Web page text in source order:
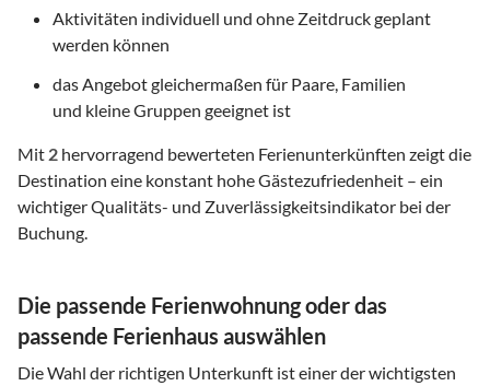
Aktivitäten individuell und ohne Zeitdruck geplant
werden können
das Angebot gleichermaßen für Paare, Familien
und kleine Gruppen geeignet ist
Mit 2 hervorragend bewerteten Ferienunterkünften zeigt die
Destination eine konstant hohe Gästezufriedenheit – ein
wichtiger Qualitäts- und Zuverlässigkeitsindikator bei der
Buchung.
Die passende Ferienwohnung oder das
passende Ferienhaus auswählen
Die Wahl der richtigen Unterkunft ist einer der wichtigsten